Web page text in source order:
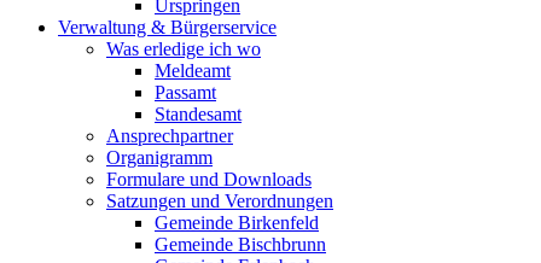
Urspringen
Verwaltung & Bürgerservice
Was erledige ich wo
Meldeamt
Passamt
Standesamt
Ansprechpartner
Organigramm
Formulare und Downloads
Satzungen und Verordnungen
Gemeinde Birkenfeld
Gemeinde Bischbrunn